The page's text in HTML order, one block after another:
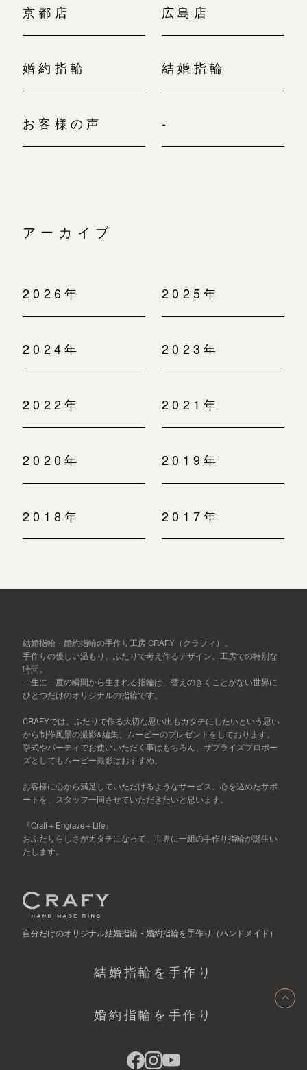
京都店 広島店
婚約指輪 結婚指輪
お客様の声 -
アーカイブ
2026年 2025年
2024年 2023年
2022年 2021年
2020年 2019年
2018年 2017年
結婚指輪・婚約指輪の手作り工房 CRAFY（クラフィ）。
手作りの優しい温もり、ふたりで考え作るデザイン、工房での特別な
時間。
一生に一度の瞬間から生まれる指輪は、替えのきくことがない世界に
ひとつだけのオリジナルの指輪です。
CRAFYでは、ふたりで作る大切な思い出もカタチにしたいという思い
から制作風景の撮影&編集、ムービーのプレゼントをしております。
挙式やパーティでお使いいただく事はもちろん、サプライズプロポー
ズとしてもムービー撮影はおすすめ。
お客様に心から満足していただけるようなサービス、心を込めたサポ
ートを、スタッフ一同させていただきたいと思います。
『Craft＋Engrave＋Life』
おふたりらしさがカタチになって、世界に一組の手作り指輪が誕生い
たします。
自分だけのオリジナル結婚指輪・婚約指輪を手作り （ハンドメイド）
結婚指輪を手作り
婚約指輪を手作り